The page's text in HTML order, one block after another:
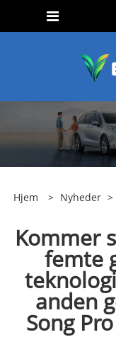
Hjem > Nyheder >
Kommer
femte
anden
Song